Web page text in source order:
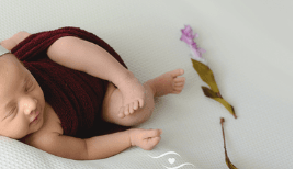
1158 0